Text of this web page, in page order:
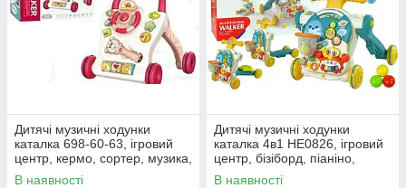
Дитячі музичні ходунки
каталка 698-60-63, ігровий
центр, кермо, сортер, музика,
світло, червоний
В наявності
Дитячі музичні ходунки
каталка 4в1 HE0826, ігровий
центр, бізіборд, піаніно,
самокат, толокар, блакитний
В наявності